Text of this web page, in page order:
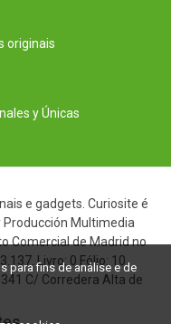
originais
y Únicas
e gadgets. Curiosite é
Multimedia
Comercial de Madrid no
Livro: 0 Fólio: 10
C/ Corredera Alta de
para fins de análise e de